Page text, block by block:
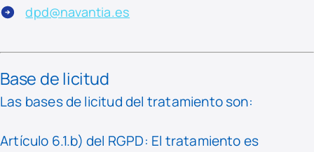
dpd@navantia.es
Base de licitud
Las bases de licitud del tratamiento son:
Artículo 6.1.b) del RGPD: El tratamiento es